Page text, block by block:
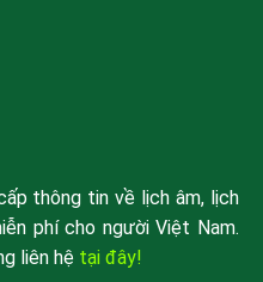
thông tin về lịch âm, lịch
phí cho người Việt Nam.
liên hệ tại đây!